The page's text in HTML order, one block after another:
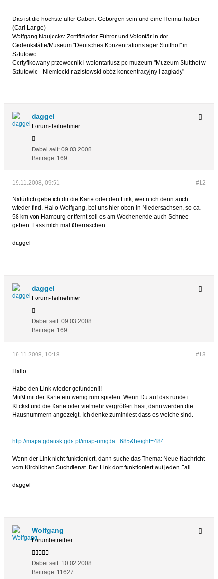
Das ist die höchste aller Gaben: Geborgen sein und eine Heimat haben
(Carl Lange)
Wolfgang Naujocks: Zertifizierter Führer und Volontär in der
Gedenkstätte/Museum "Deutsches Konzentrationslager Stutthof" in
Sztutowo
Certyfikowany przewodnik i wolontariusz po muzeum "Muzeum Stutthof w
Sztutowie - Niemiecki nazistowski obóz koncentracyjny i zagłady"
daggel
Forum-Teilnehmer
Dabei seit: 09.03.2008
Beiträge: 169
#12
19.11.2008, 09:51
Natürlich gebe ich dir die Karte oder den Link, wenn ich denn auch
wieder find. Hallo Wolfgang, bei uns hier oben in Niedersachsen, so ca.
58 km von Hamburg entfernt soll es am Wochenende auch Schnee
geben. Lass mich mal überraschen.
daggel
daggel
Forum-Teilnehmer
Dabei seit: 09.03.2008
Beiträge: 169
#13
19.11.2008, 10:18
Hallo
Habe den Link wieder gefunden!!!
Mußt mit der Karte ein wenig rum spielen. Wenn Du auf das runde i
Klickst und die Karte oder vielmehr vergrößert hast, dann werden die
Hausnummern angezeigt. Ich denke zumindest dass es welche sind.
http://mapa.gdansk.gda.pl/imap-umgda...685&height=484
Wenn der Link nicht funktioniert, dann suche das Thema: Neue Nachricht
vom Kirchlichen Suchdienst. Der Link dort funktioniert auf jeden Fall.
daggel
Wolfgang
Forumbetreiber
Dabei seit: 10.02.2008
Beiträge: 11627